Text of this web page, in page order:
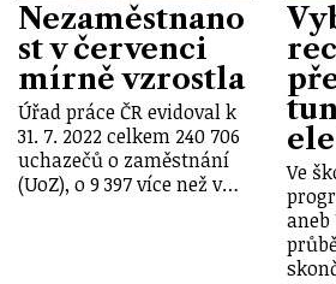
Nezaměstnano
st v červenci
mírně vzrostla
Úřad práce ČR evidoval k
31. 7. 2022 celkem 240 706
uchazečů o zaměstnání
(UoZ), o 9 397 více než v…
Ve